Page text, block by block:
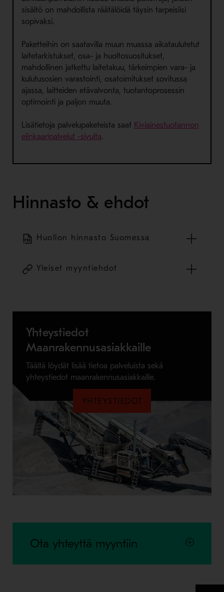
sisältö on mahdollista räätälöidä täysin tarpeisiisi
sopivaksi.
Paketteihin on saatavilla muun muassa aikataulutetut
laitetarkistukset, osa- ja huoltosuositukset,
mahdollinen jatkettu laitetakuu, tärkeimpien vara- ja
kulutusosien varastointi, osatoimitukset sovitussa
ajassa, laitteiden etävalvonta, tuotantoprosessin
optimointi ja paljon muuta.
Lisätietoja palvelupaketeista saat Kiviainestuotannon
elinkaaripalvelut -sivulta.
Hinnasto & ehdot
Huollon hinnasto Suomessa
Yleiset myyntiehdot
Yhteystiedot
Maanrakennusasiakkaille
Täältä löydät lisää tietoa palveluista sekä
yhteystiedot maanrakennusasiakkaille.
YHTEYSTIEDOT
Ota yhteyttä myyntiin